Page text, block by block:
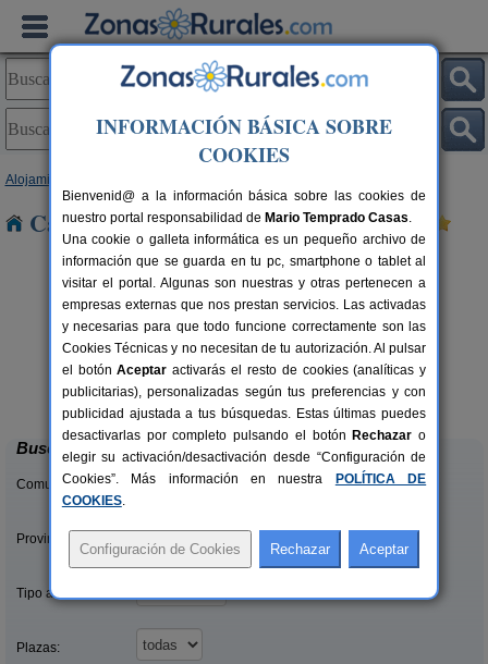
Alojamientos
Casas Rurales cerca de Aborbo
14+10 pers.
desde50 €
Casa O Crego
Cervantes (Lugo)
Buscar
Comunidades:
Provincias/Islas:
Tipo alquiler:
Plazas:
INFORMACIÓN BÁSICA SOBRE
COOKIES
Bienvenid@ a la información básica sobre las cookies de
nuestro portal responsabilidad de Mario Temprado Casas.
Una cookie o galleta informática es un pequeño archivo de
información que se guarda en tu pc, smartphone o tablet al
visitar el portal. Algunas son nuestras y otras pertenecen a
empresas externas que nos prestan servicios. Las activadas
y necesarias para que todo funcione correctamente son las
Cookies Técnicas y no necesitan de tu autorización. Al pulsar
el botónAceptar activarás el resto de cookies (analíticas y
publicitarias), personalizadas según tus preferencias y con
publicidad ajustada a tus búsquedas. Estas últimas puedes
desactivarlas por completo pulsando el botón Rechazar o
elegir su activación/desactivación desde “Configuración de
Cookies”. Más información en nuestra
POLÍTICA DE
COOKIES.